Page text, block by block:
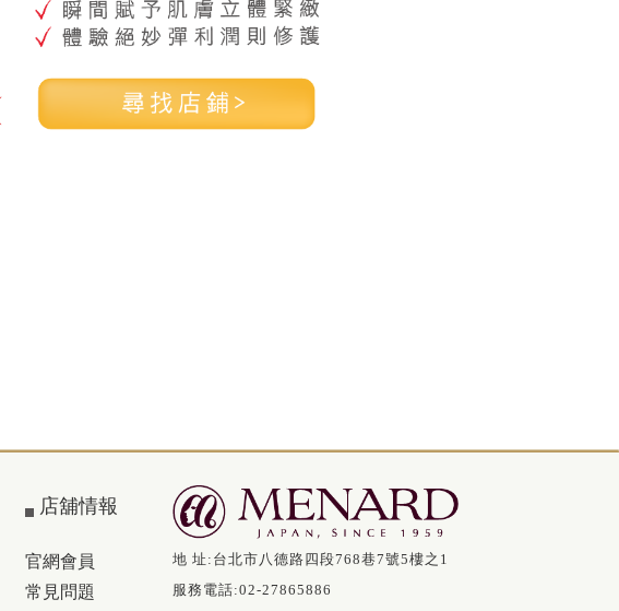
店舖情報
官網會員
常見問題
地 址: 台北市八德路四段768巷7號5樓之1
服務電話:02-27865886